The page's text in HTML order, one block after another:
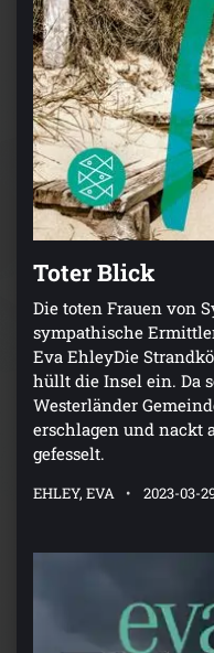
Toter Blick
Die toten Frauen von
sympathische
Eva EhleyDie
hüllt die Insel ein. Da
Westerländer
erschlagen und
gefesselt.
EHLEY, EVA 2023-03-29